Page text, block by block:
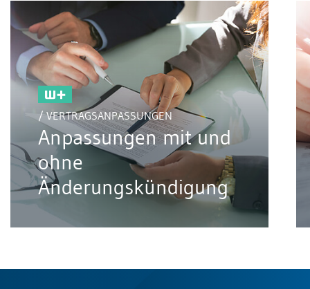
/ VERTRAGSANPASSUNGEN
Anpassungen mit und
ohne
Änderungskündigung